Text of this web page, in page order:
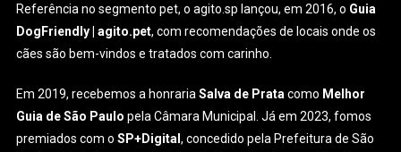
Referência no segmento pet, o agito.sp lançou, em 2016, o Guia
DogFriendly | agito.pet, com recomendações de locais onde os
cães são bem-vindos e tratados com carinho.
Em 2019, recebemos a honrariaSalva de Prata como Melhor
Guia de São Paulo pela Câmara Municipal. Já em 2023, fomos
premiados com oSP+Digital, concedido pela Prefeitura de São